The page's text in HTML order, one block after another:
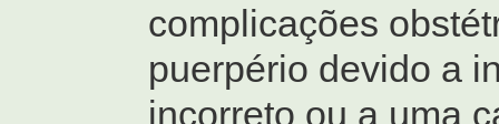
complicações
puerpério devido a
incorreto ou a uma